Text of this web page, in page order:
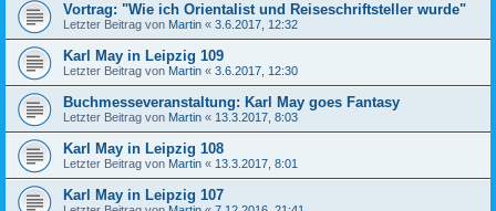
Vortrag: "Wie ich Orientalist und Reiseschriftsteller wurde"
Letzter Beitrag von Martin « 3.6.2017, 12:32
Karl May in Leipzig 109
Letzter Beitrag von Martin « 3.6.2017, 12:30
Buchmesseveranstaltung: Karl May goes Fantasy
Letzter Beitrag von Martin « 13.3.2017, 8:03
Karl May in Leipzig 108
Letzter Beitrag von Martin « 13.3.2017, 8:01
Karl May in Leipzig 107